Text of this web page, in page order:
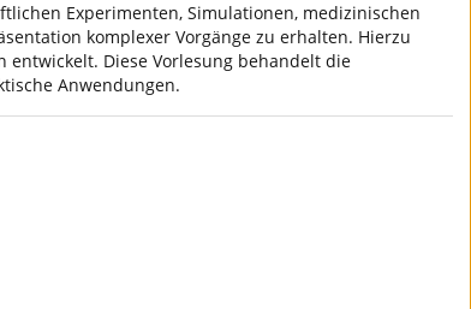
Experimenten, Simulationen, medizinischen
komplexer Vorgänge zu erhalten. Hierzu
Diese Vorlesung behandelt die
Anwendungen.